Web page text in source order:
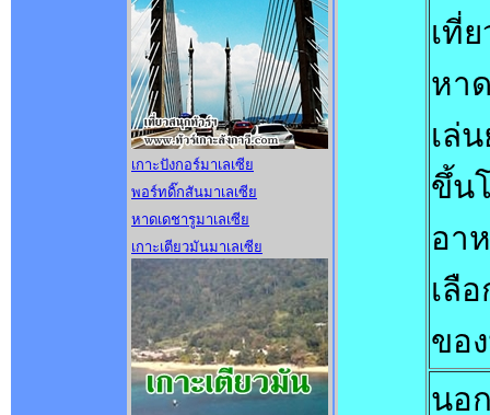
เกาะปังกอร์มาเลเซีย
พอร์ทดิ๊กสันมาเลเซีย
หาดเดชารูมาเลเซีย
เกาะเตียวมันมาเลเซีย
เที่
หา
เล่
ขึ้น
อา
เลื
ขอ
นอ